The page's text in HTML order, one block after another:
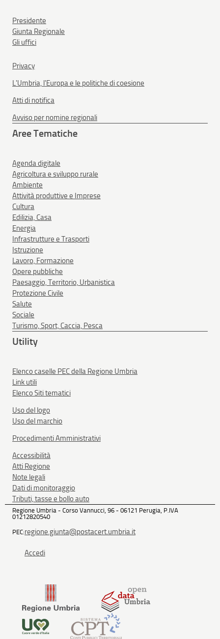
Presidente
Giunta Regionale
Gli uffici
Privacy
L'Umbria, l'Europa e le politiche di coesione
Atti di notifica
Avviso per nomine regionali
Aree Tematiche
Agenda digitale
Agricoltura e sviluppo rurale
Ambiente
Attività produttive e Imprese
Cultura
Edilizia, Casa
Energia
Infrastrutture e Trasporti
Istruzione
Lavoro, Formazione
Opere pubbliche
Paesaggio, Territorio, Urbanistica
Protezione Civile
Salute
Sociale
Turismo, Sport, Caccia, Pesca
Utility
Elenco caselle PEC della Regione Umbria
Link utili
Elenco Siti tematici
Uso del logo
Uso del marchio
Procedimenti Amministrativi
Accessibilità
Atti Regione
Note legali
Dati di monitoraggio
Tributi, tasse e bollo auto
Regione Umbria - Corso Vannucci, 96 - 06121 Perugia, P.IVA
01212820540
PEC:regione.giunta@postacert.umbria.it
Accedi